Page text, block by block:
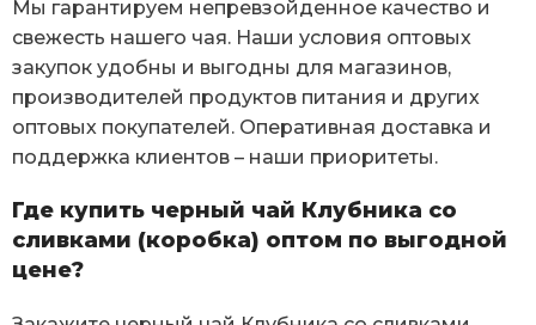
Мы гарантируем непревзойденное качество и
свежесть нашего чая. Наши условия оптовых
закупок удобны и выгодны для магазинов,
производителей продуктов питания и других
оптовых покупателей. Оперативная доставка и
поддержка клиентов – наши приоритеты.
Где купить черный чай Клубника со
сливками (коробка) оптом по выгодной
цене?